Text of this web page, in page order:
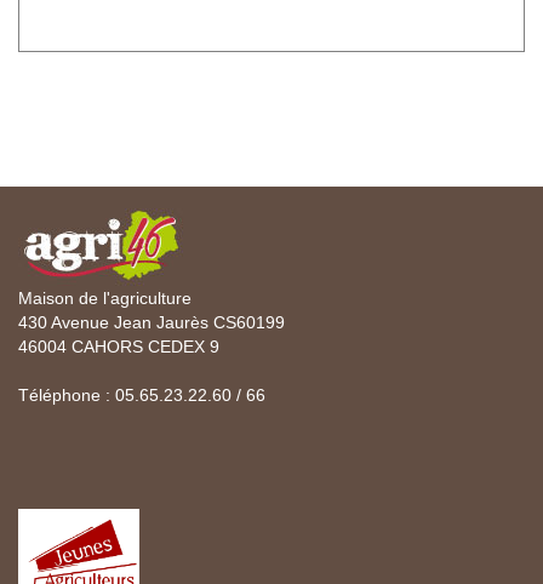
Maison de l'agriculture
430 Avenue Jean Jaurès CS60199
46004 CAHORS CEDEX 9
Téléphone : 05.65.23.22.60 / 66